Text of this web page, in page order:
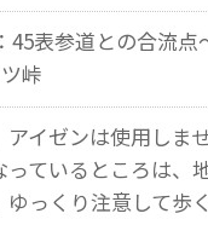
45表参道との合流点
峠
イゼンは使用しま
ているところは、
っくり注意して歩